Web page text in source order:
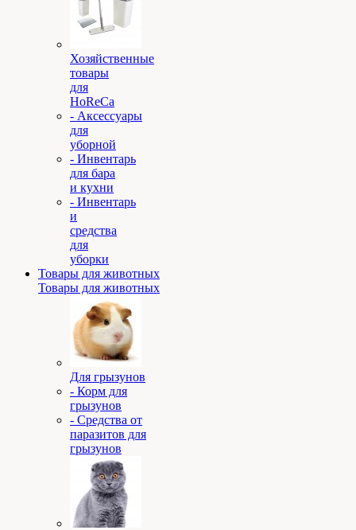
Хозяйственные
товары
для
HoReCa
- Аксессуары
для
уборной
- Инвентарь
для бара
и кухни
- Инвентарь
и
средства
для
уборки
Товары для животных
Товары для животных
Для грызунов
- Корм для
грызунов
- Средства от
паразитов для
грызунов